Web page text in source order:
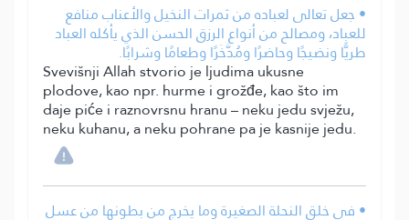
• جعل تعالى لعباده من ثمرات النخيل والأعناب منافع
للعباد، ومصالح من أنواع الرزق الحسن الذي يأكله العباد
طريًّا ونضيجًا وحاضرًا ومُدَّخَرًا وطعامًا وشرابًا.
Svevišnji Allah stvorio je ljudima ukusne
plodove, kao npr. hurme i grožđe, kao što im
daje piće i raznovrsnu hranu – neku jedu svježu,
neku kuhanu, a neku pohrane pa je kasnije jedu.
• في خلق النحلة الصغيرة وما يخرج من بطونها من عسل